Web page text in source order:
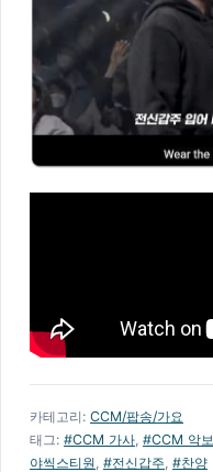
카테고리: CCM/팝송/가요
태그: #CCM 가사 #CCM 악보
야씩스티원 #전신갑주 #찬양